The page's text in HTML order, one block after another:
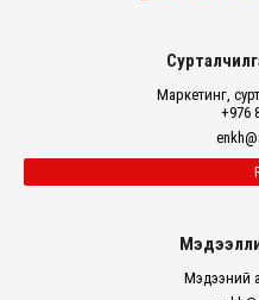
Маркетинг,
+976
Мэдээний